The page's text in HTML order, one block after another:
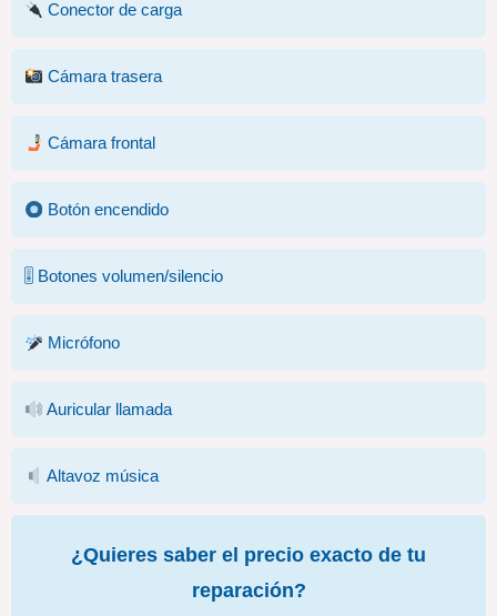
Conector de carga
Cámara trasera
Cámara frontal
Botón encendido
🎚 Botones volumen/silencio
Micrófono
Auricular llamada
Altavoz música
¿Quieres saber el precio exacto de tu
reparación?